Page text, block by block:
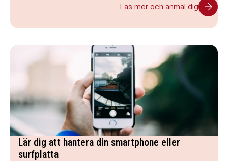
Läs mer och anmäl dig
Lär dig att hantera din smartphone eller
surfplatta